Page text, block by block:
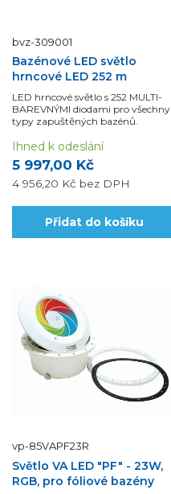
bvz-309001
Bazénové LED světlo
hrncové LED 252 m
LED hrncové světlo s 252 MULTI-
BAREVNÝMI diodami pro všechny
typy zapuštěných bazénů.
5 997,00 Kč
4 956,20 Kč bez DPH
Ihned k odeslání
Přidat do košíku
vp-85VAPF23R
Světlo VA LED "PF" - 23W,
RGB, pro fóliové bazény